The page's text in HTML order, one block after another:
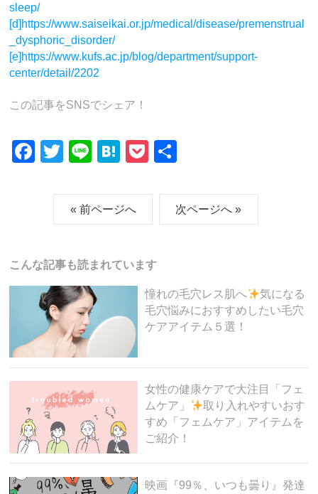
sleep/
[d] https://www.saiseikai.or.jp/medical/disease/premenstrual
_dysphoric_disorder/
[e] https://www.kufs.ac.jp/blog/department/support-
center/detail/2202
この記事をSNSでシェア！
F
o
o
k
T
tt
er
Li
e
H
e
n
P
ck
et
次ページへ »
« 前ページへ
こんな記事も読まれています
憧れの毛穴レス肌へ
気になる
毛穴悩みにおすすめしたい毛穴
ケアアイテム５選！
女性の健康ケアで大注目「フェ
ムケア」
取り入れやすいおす
すめ「フェムケア」アイテムを
ご紹介！
映画『99％、いつも曇り』発達